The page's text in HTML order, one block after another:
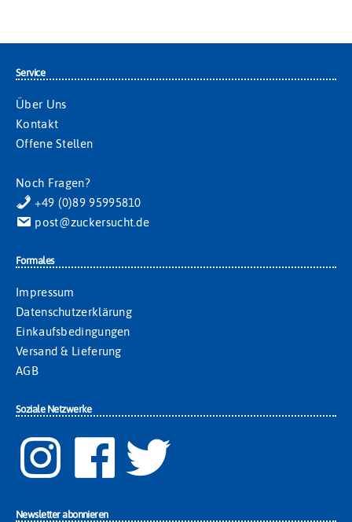
Service
Über Uns
Kontakt
Offene Stellen
Noch Fragen?
+49 (0)89 95995810
post@zuckersucht.de
Formales
Impressum
Datenschutzerklärung
Einkaufsbedingungen
Versand & Lieferung
AGB
Soziale Netzwerke
Newsletter abonnieren